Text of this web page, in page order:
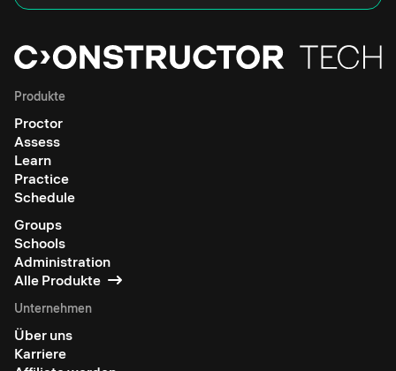
Produkte
Proctor
Assess
Learn
Practice
Schedule
Groups
Schools
Administration
Alle Produkte
Unternehmen
Über uns
Karriere